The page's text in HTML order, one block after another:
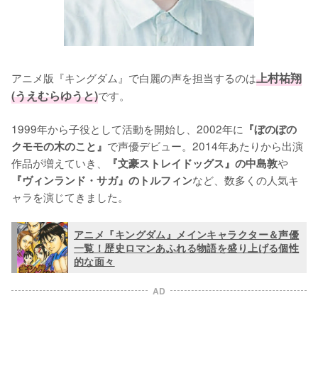
アニメ版『キングダム』で白麗の声を担当するのは上村祐翔
(うえむらゆうと)です。
1999年から子役として活動を開始し、2002年に 『ぼのぼの
クモモの木のこと』 で声優デビュー。2014年あたりから出演
作品が増えていき、
『文豪ストレイドッグス』の中島敦や
『ヴィンランド・サガ』のトルフィンなど、数多くの人気キ
ャラを演じてきました。
アニメ『キングダム』メインキャラクター＆声優
一覧！歴史ロマンあふれる物語を盛り上げる個性
的な面々
AD